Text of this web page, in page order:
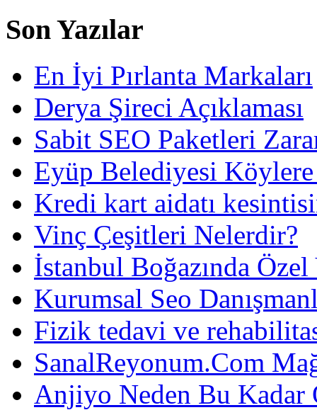
Son Yazılar
En İyi Pırlanta Markaları
Derya Şireci Açıklaması
Sabit SEO Paketleri
Eyüp Belediyesi
Kredi kart aidatı
Vinç Çeşitleri Nelerdir?
İstanbul Boğazında
Kurumsal Seo
Fizik tedavi ve
SanalReyonum.Com
Anjiyo Neden Bu Kadar